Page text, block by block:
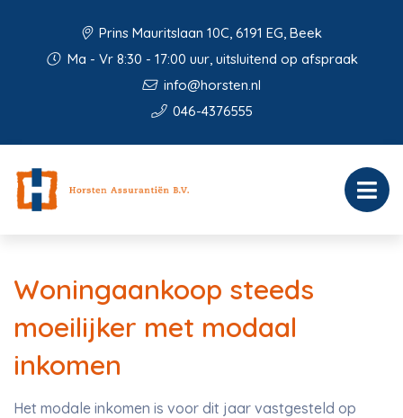
Prins Mauritslaan 10C, 6191 EG, Beek
Ma - Vr 8:30 - 17:00 uur, uitsluitend op afspraak
info@horsten.nl
046-4376555
Woningaankoop steeds
moeilijker met modaal
inkomen
Het modale inkomen is voor dit jaar vastgesteld op